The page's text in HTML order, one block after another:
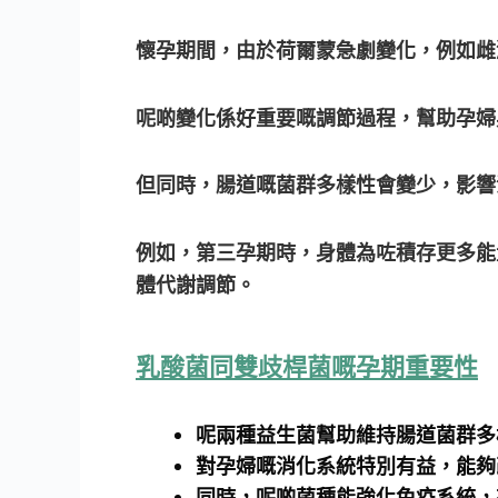
懷孕期間，由於荷爾蒙急劇變化，例如
呢啲變化係好重要嘅調節過程，幫助孕
但同時，腸道嘅菌群多樣性會變少，影
例如，第三孕期時，身體為咗積存更多
體代謝調節。
乳酸菌同雙歧桿菌嘅孕期重要性
呢兩種益生菌幫助維持腸道菌群
對孕婦嘅消化系統特別有益，能